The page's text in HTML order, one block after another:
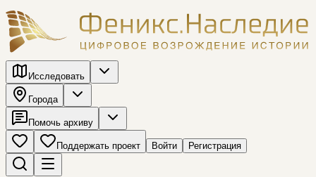
Исследовать
Города
Помочь архиву
Поддержать проект Войти Регистрация